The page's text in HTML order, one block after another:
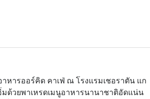
ารออร์คิด คาเฟ่ ณ โรงแรมเชอราตัน แก
ด้วยพาเหรดเมนูอาหารนานาชาติอัดแน่น